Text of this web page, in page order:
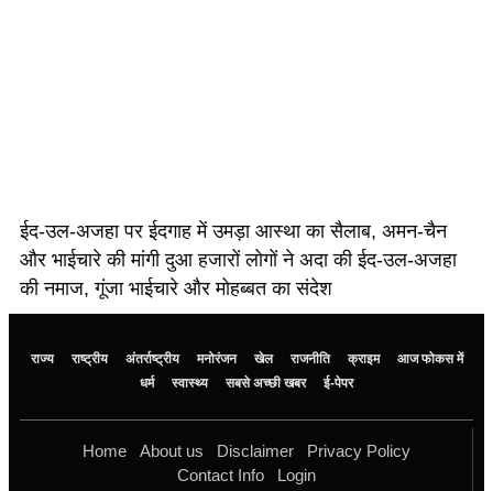
ईद-उल-अजहा पर ईदगाह में उमड़ा आस्था का सैलाब, अमन-चैन
और भाईचारे की मांगी दुआ हजारों लोगों ने अदा की ईद-उल-अजहा
की नमाज, गूंजा भाईचारे और मोहब्बत का संदेश
राज्य राष्ट्रीय अंतर्राष्ट्रीय मनोरंजन खेल राजनीति क्राइम
आज फोकस में
धर्म
स्वास्थ्य सबसे अच्छी खबर ई-पेपर
Home About us Disclaimer
Privacy Policy
Contact Info
Login